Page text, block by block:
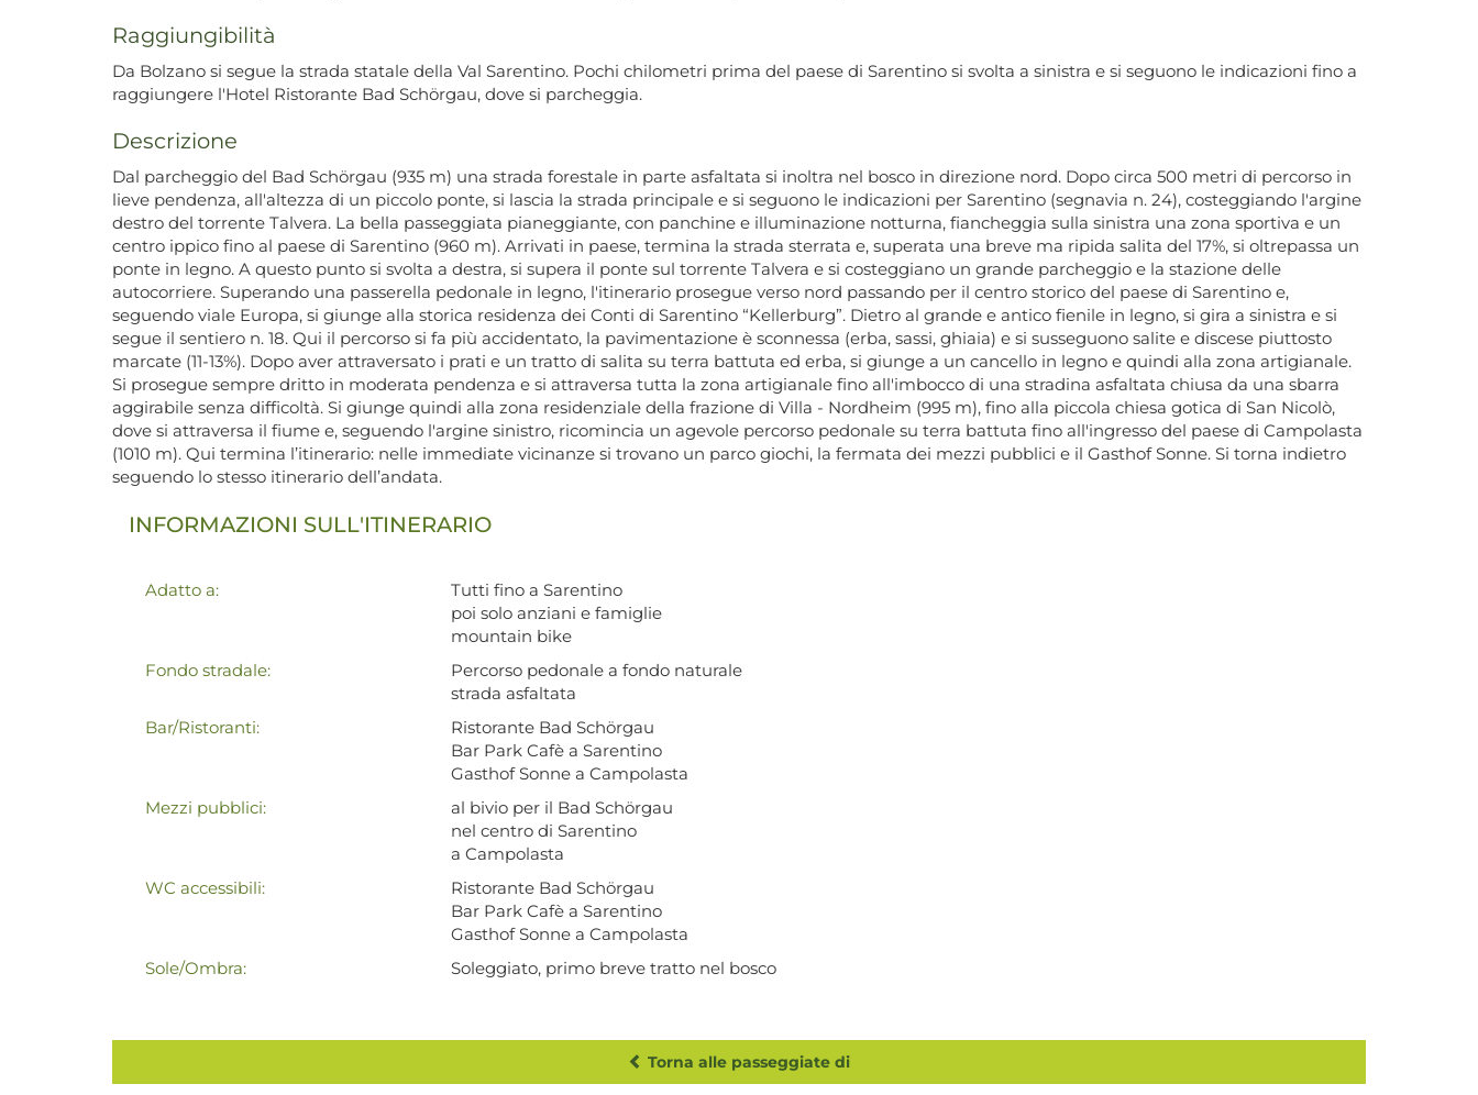
Raggiungibilità
Da Bolzano si segue la strada statale della Val Sarentino. Pochi chilometri prima del paese di Sarentino si svolta a sinistra e si seguono le indicazioni fino a
raggiungere l'Hotel Ristorante Bad Schörgau, dove si parcheggia.
Descrizione
Dal parcheggio del Bad Schörgau (935 m) una strada forestale in parte asfaltata si inoltra nel bosco in direzione nord. Dopo circa 500 metri di percorso in
lieve pendenza, all'altezza di un piccolo ponte, si lascia la strada principale e si seguono le indicazioni per Sarentino (segnavia n. 24), costeggiando l'argine
destro del torrente Talvera. La bella passeggiata pianeggiante, con panchine e illuminazione notturna, fiancheggia sulla sinistra una zona sportiva e un
centro ippico fino al paese di Sarentino (960 m). Arrivati in paese, termina la strada sterrata e, superata una breve ma ripida salita del 17%, si oltrepassa un
ponte in legno. A questo punto si svolta a destra, si supera il ponte sul torrente Talvera e si costeggiano un grande parcheggio e la stazione delle
autocorriere. Superando una passerella pedonale in legno, l'itinerario prosegue verso nord passando per il centro storico del paese di Sarentino e,
seguendo viale Europa, si giunge alla storica residenza dei Conti di Sarentino “Kellerburg”. Dietro al grande e antico fienile in legno, si gira a sinistra e si
segue il sentiero n. 18. Qui il percorso si fa più accidentato, la pavimentazione è sconnessa (erba, sassi, ghiaia) e si susseguono salite e discese piuttosto
marcate (11-13%). Dopo aver attraversato i prati e un tratto di salita su terra battuta ed erba, si giunge a un cancello in legno e quindi alla zona artigianale.
Si prosegue sempre dritto in moderata pendenza e si attraversa tutta la zona artigianale fino all'imbocco di una stradina asfaltata chiusa da una sbarra
aggirabile senza difficoltà. Si giunge quindi alla zona residenziale della frazione di Villa - Nordheim (995 m), fino alla piccola chiesa gotica di San Nicolò,
dove si attraversa il fiume e, seguendo l'argine sinistro, ricomincia un agevole percorso pedonale su terra battuta fino all'ingresso del paese di Campolasta
(1010 m). Qui termina l’itinerario: nelle immediate vicinanze si trovano un parco giochi, la fermata dei mezzi pubblici e il Gasthof Sonne. Si torna indietro
seguendo lo stesso itinerario dell’andata.
INFORMAZIONI SULL'ITINERARIO
Adatto a:
Tutti fino a Sarentino
poi solo anziani e famiglie
mountain bike
Fondo stradale:
Percorso pedonale a fondo naturale
strada asfaltata
Bar/Ristoranti:
Ristorante Bad Schörgau
Bar Park Cafè a Sarentino
Gasthof Sonne a Campolasta
Mezzi pubblici:
al bivio per il Bad Schörgau
nel centro di Sarentino
a Campolasta
WC accessibili:
Ristorante Bad Schörgau
Bar Park Cafè a Sarentino
Gasthof Sonne a Campolasta
Sole/Ombra:
Soleggiato, primo breve tratto nel bosco
Torna alle passeggiate di